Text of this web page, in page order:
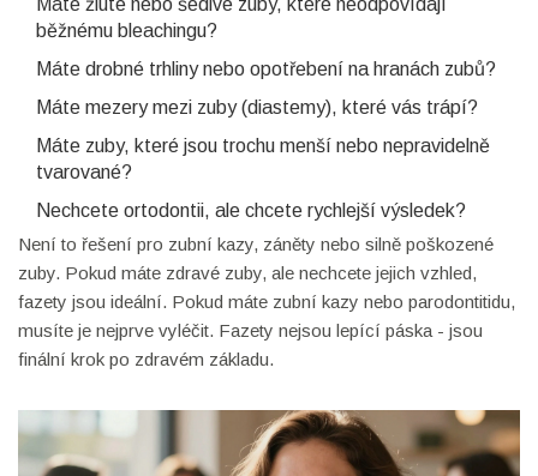
Máte žluté nebo šedivé zuby, které neodpovídají
běžnému bleachingu?
Máte drobné trhliny nebo opotřebení na hranách zubů?
Máte mezery mezi zuby (diastemy), které vás trápí?
Máte zuby, které jsou trochu menší nebo nepravidelně
tvarované?
Nechcete ortodontii, ale chcete rychlejší výsledek?
Není to řešení pro zubní kazy, záněty nebo silně poškozené
zuby. Pokud máte zdravé zuby, ale nechcete jejich vzhled,
fazety jsou ideální. Pokud máte zubní kazy nebo parodontitidu,
musíte je nejprve vyléčit. Fazety nejsou lepící páska - jsou
finální krok po zdravém základu.